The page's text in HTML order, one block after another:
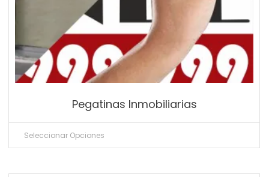
Pegatinas Inmobiliarias
Seleccionar Opciones